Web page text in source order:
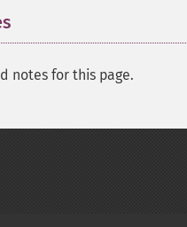
notes for this page.